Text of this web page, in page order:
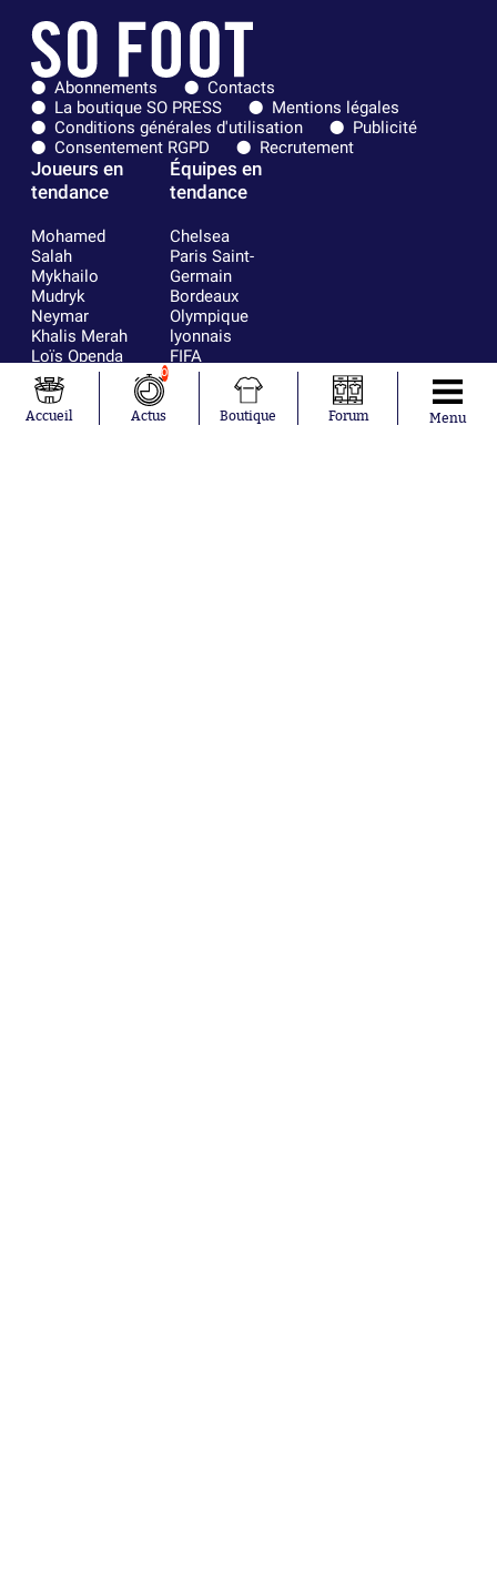
Abonnements
Contacts
La boutique SO PRESS
Mentions légales
Conditions générales d'utilisation
Publicité
Consentement RGPD
Recrutement
Joueurs en
tendance
Mohamed
Salah
Mykhailo
Mudryk
Neymar
Khalis Merah
Loïs Openda
Moussa
Niakhaté
Nicolás
Équipes en
tendance
Chelsea
Paris Saint-
Germain
Bordeaux
Olympique
lyonnais
FIFA
Real Madrid
RC Strasbourg
AC Milan
Accueil
0
Actus Boutique Forum Menu